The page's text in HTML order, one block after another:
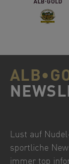
Lust auf
sportliche
immer top